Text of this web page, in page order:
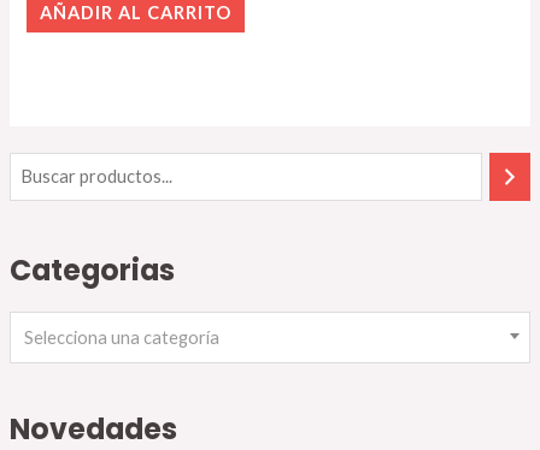
Categorias
Selecciona una categoría
Novedades
AÑADIR AL CARRITO